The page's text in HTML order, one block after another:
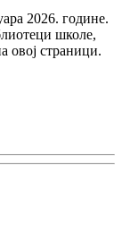
2026. године.
школе,
овој страници.